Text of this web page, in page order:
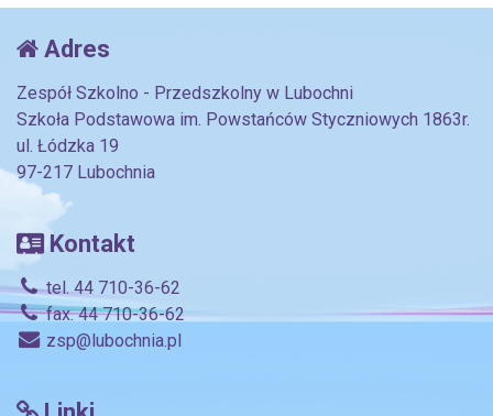
Adres
Zespół Szkolno - Przedszkolny w Lubochni
Szkoła Podstawowa im. Powstańców Styczniowych 1863r.
ul. Łódzka 19
97-217 Lubochnia
Kontakt
tel. 44 710-36-62
fax. 44 710-36-62
zsp@lubochnia.pl